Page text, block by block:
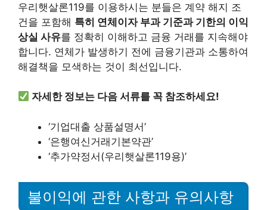
우리햇살론119를 이용하시는 분들은 계약 해지 조
건을 포함해 특히 연체이자 부과 기준과 기한의 이익
상실 사유를 정확히 이해하고 금융 거래를 지속해야
합니다. 연체가 발생하기 전에 금융기관과 소통하여
해결책을 모색하는 것이 최선입니다.
자세한 정보는 다음 서류를 꼭 참조하세요!
‘기업대출 상품설명서’
‘은행여신거래기본약관’
‘추가약정서(우리햇살론119용)’
불이익에 관한 사항과 유의사항